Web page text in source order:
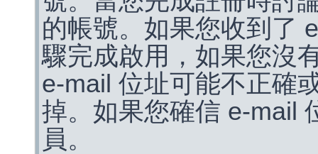
的帳號。如果您收到了
驟完成啟用，如果您沒
e-mail 位址可能不正確
掉。如果您確信 e-mail
員。